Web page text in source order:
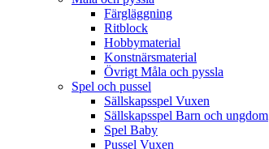
Färgläggning
Ritblock
Hobbymaterial
Konstnärsmaterial
Övrigt Måla och pyssla
Spel och pussel
Sällskapsspel Vuxen
Sällskapsspel Barn och ungdom
Spel Baby
Pussel Vuxen